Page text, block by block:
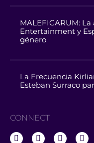
MALEFICARUM:
Entertainment y
género
La Frecuencia
Esteban Surraco
CONNECT